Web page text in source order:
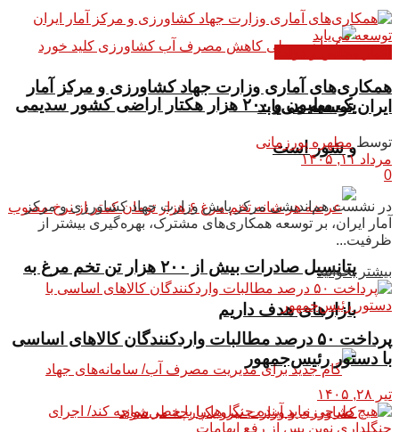
یک میلیون و ۲۰۰ هزار هکتار اراضی کشور سدیمی
و شور است
پتانسیل صادرات بیش از ۲۰۰ هزار تن تخم مرغ به
بازار‌های هدف داریم
همکاری‌های آماری وزارت جهاد کشاورزی و مرکز آمار
ایران توسعه می‌یابد
توسط مطهره پورزمانی
مرداد ۱۱, ۱۴۰۵
0
در نشست هم‌اندیشی مرکز پایش وزارت جهاد کشاورزی و مرکز
آمار ایران، بر توسعه همکاری‌های مشترک، بهره‌گیری بیشتر از
ظرفیت...
بیشتر بخوانید
پرداخت ۵۰ درصد مطالبات واردکنندگان کالاهای اساسی
با دستور رئیس‌جمهور
تیر ۲۸, ۱۴۰۵